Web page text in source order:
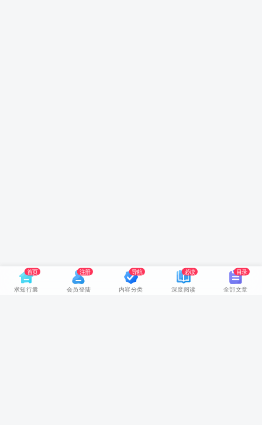
求知行囊
首页
会员登陆
注册
内容分类
导航
深度阅读
必读
全部文章
目录